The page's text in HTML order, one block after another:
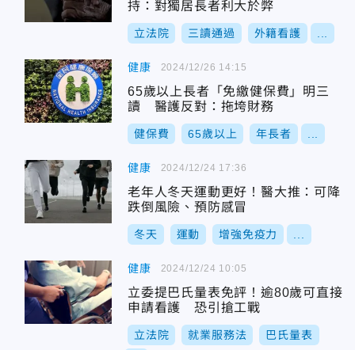
持：對獨居長者利大於弊
立法院 三讀通過 外籍看護
健康
65歲以上長者「免繳健保費」明三
讀 醫護反對：拖垮財務
健保費 65歲以上 年長者
2024/12/26 14:15
健康
老年人冬天運動更好！醫大推：可降
跌倒風險、預防感冒
冬天 運動 增強免疫力
2024/12/24 17:36
健康
立委提巴氏量表免評！逾80歲可直接
申請看護 恐引搶工戰
立法院 就業服務法 巴氏量表
2024/12/24 10:05